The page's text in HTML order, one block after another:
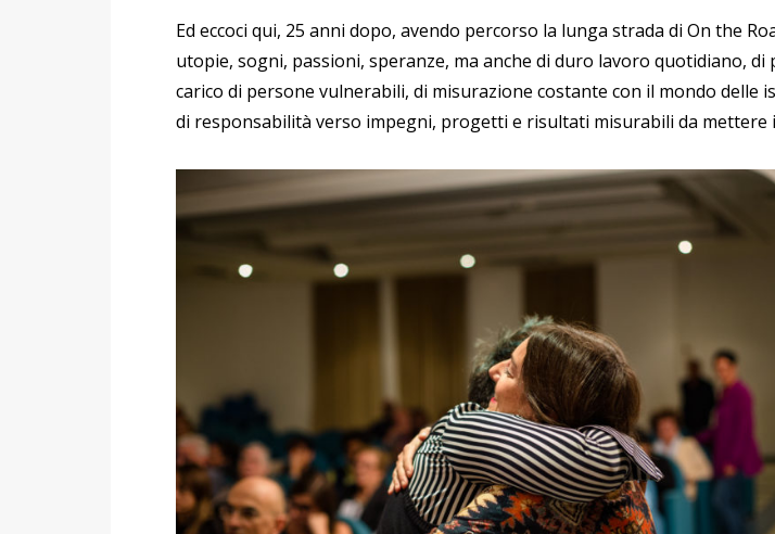
Ed eccoci qui, 25 anni dopo, avendo percorso la lunga strada di On the
utopie, sogni, passioni, speranze, ma anche di duro lavoro quotidiano, di
carico di persone vulnerabili, di misurazione costante con il mondo delle
di responsabilità verso impegni, progetti e risultati misurabili da mettere